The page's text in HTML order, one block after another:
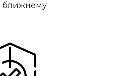
ближнему